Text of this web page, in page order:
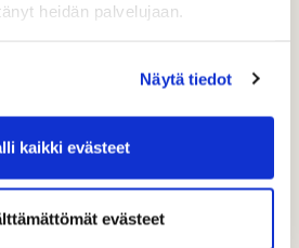
heidän palvelujaan.
Näytä tiedot
kaikki evästeet
evästeet
79 €